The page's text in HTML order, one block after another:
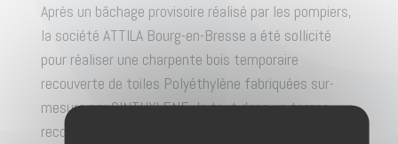
Après un bâchage provisoire réalisé par les pompiers,
la société ATTILA Bourg-en-Bresse a été sollicité
pour réaliser une charpente bois temporaire
recouverte de toiles Polyéthylène fabriquées sur-
mesure par SINTHYLENE, le tout dans un temps
record.